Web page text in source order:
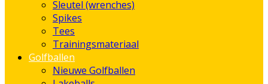
Sleutel (wrenches)
Spikes
Tees
Trainingsmateriaal
Golfballen
Nieuwe Golfballen